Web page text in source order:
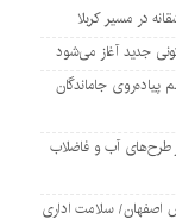
در مسیر کربلا
مراسم پیاده‌روی جاماندگان
در طرح‌های آب و فاضلاب
اصفهان/ سلامت اداری